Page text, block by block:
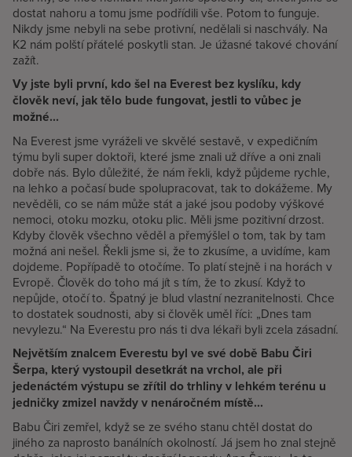
dostat nahoru a tomu jsme podřídili vše. Potom to funguje.
Nikdy jsme nebyli na sebe protivní, nedělali si naschvály. Na
K2 nám polští přátelé poskytli stan. Je úžasné takové chování
zažít.
Vy jste byli první, kdo šel na Everest bez kyslíku, kdy
člověk neví, jak tělo bude fungovat, jestli to vůbec je
možné...
Na Everest jsme vyráželi ve skvělé sestavě, v expedičním
týmu byli super doktoři, které jsme znali už dříve a oni znali
dobře nás. Bylo důležité, že nám řekli, když půjdeme rychle,
na lehko a počasí bude spolupracovat, tak to dokážeme. My
nevěděli, co se nám může stát a jaké jsou podoby výškové
nemoci, otoku mozku, otoku plic. Měli jsme pozitivní drzost.
Kdyby člověk všechno věděl a přemýšlel o tom, tak by tam
možná ani nešel. Řekli jsme si, že to zkusíme, a uvidíme, kam
dojdeme. Popřípadě to otočíme. To platí stejně i na horách v
Evropě. Člověk do toho má jít s tím, že to zkusí. Když to
nepůjde, otočí to. Špatný je blud vlastní nezranitelnosti. Chce
to dostatek soudnosti, aby si člověk uměl říci: „Dnes tam
nevylezu.“ Na Everestu pro nás ti dva lékaři byli zcela zásadní.
Největším znalcem Everestu byl ve své době Babu Čiri
Šerpa, který vystoupil desetkrát na vrchol, ale při
jedenáctém výstupu se zřítil do trhliny v lehkém terénu u
jedničky zmizel navždy v nenáročném místě...
Babu Čiri zemřel, když se ze svého stanu chtěl dostat do
jiného za naprosto banálních okolností. Já jsem ho znal stejně